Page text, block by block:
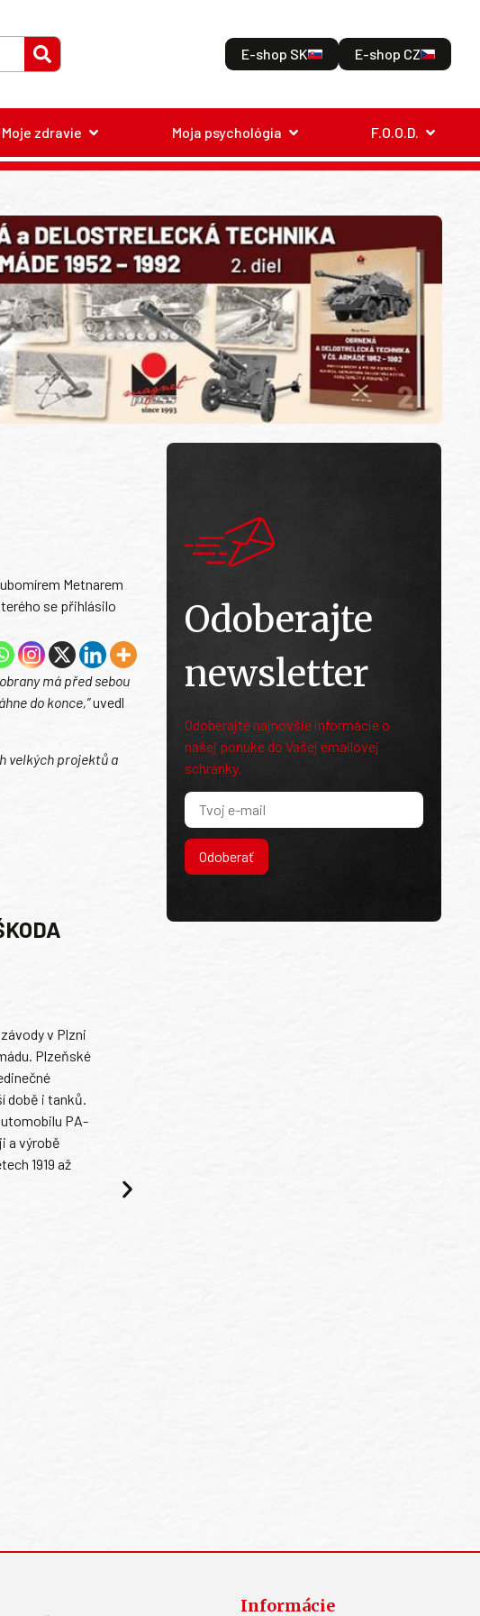
E-shop SK E-shop CZ
Moje zdravie Moja psychológia F.O.O.D.
Metnarem
se přihlásilo
má před sebou
do konce,”uvedl
velkých projektů a
v Plzni
Plzeňské
době i tanků.
PA-
a výrobě
1919 až
Odoberajte
newsletter
Odoberajte najnovšie informácie o
našej ponuke do Vašej emailovej
schránky.
Odoberať
Informácie